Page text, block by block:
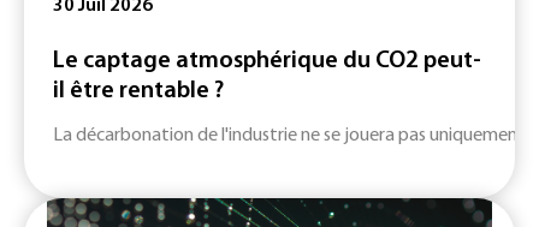
30 Juil 2026
Le captage atmosphérique du CO2 peut-
il être rentable ?
La décarbonation de l'industrie ne se jouera pas uniquement